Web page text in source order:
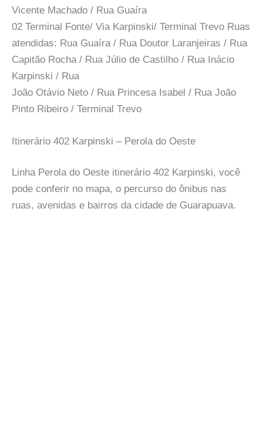
Vicente Machado / Rua Guaíra
02 Terminal Fonte/ Via Karpinski/ Terminal Trevo Ruas
atendidas: Rua Guaíra / Rua Doutor Laranjeiras / Rua
Capitão Rocha / Rua Júlio de Castilho / Rua Inácio
Karpinski / Rua
João Otávio Neto / Rua Princesa Isabel / Rua João
Pinto Ribeiro / Terminal Trevo
Itinerário 402 Karpinski – Perola do Oeste
Linha Perola do Oeste itinerário 402 Karpinski, você
pode conferir no mapa, o percurso do ônibus nas
ruas, avenidas e bairros da cidade de Guarapuava.